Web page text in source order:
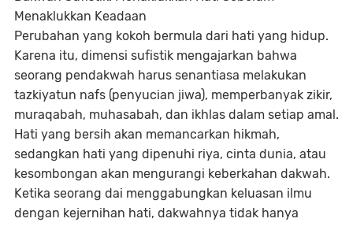
Menaklukkan Keadaan
Perubahan yang kokoh bermula dari hati yang hidup.
Karena itu, dimensi sufistik mengajarkan bahwa
seorang pendakwah harus senantiasa melakukan
tazkiyatun nafs (penyucian jiwa), memperbanyak zikir,
muraqabah, muhasabah, dan ikhlas dalam setiap amal.
Hati yang bersih akan memancarkan hikmah,
sedangkan hati yang dipenuhi riya, cinta dunia, atau
kesombongan akan mengurangi keberkahan dakwah.
Ketika seorang dai menggabungkan keluasan ilmu
dengan kejernihan hati, dakwahnya tidak hanya